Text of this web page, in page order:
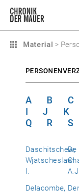
Material >
A B C
I
J K
Q
R S
Daschitschew,
Wjatscheslaw
I.
De
Delacombe,